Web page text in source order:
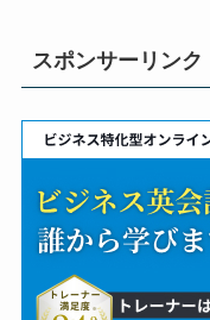
スポンサーリンク